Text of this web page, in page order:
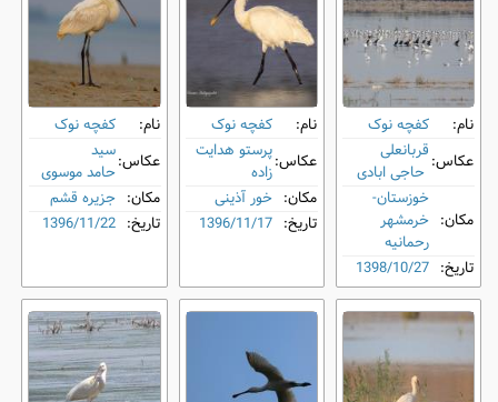
نام:
کفچه نوک
عکاس:قربانعلی
حاجی ابادی
مکان:
خوزستان-
خرمشهر
رحمانیه
تاریخ: 1398/10/27
نام:
کفچه نوک
عکاس:پرستو هدایت
زاده
مکان: خور آذینی
تاریخ: 1396/11/17
نام:
کفچه نوک
عکاس:سید
حامد موسوی
مکان: جزیره قشم
تاریخ: 1396/11/22